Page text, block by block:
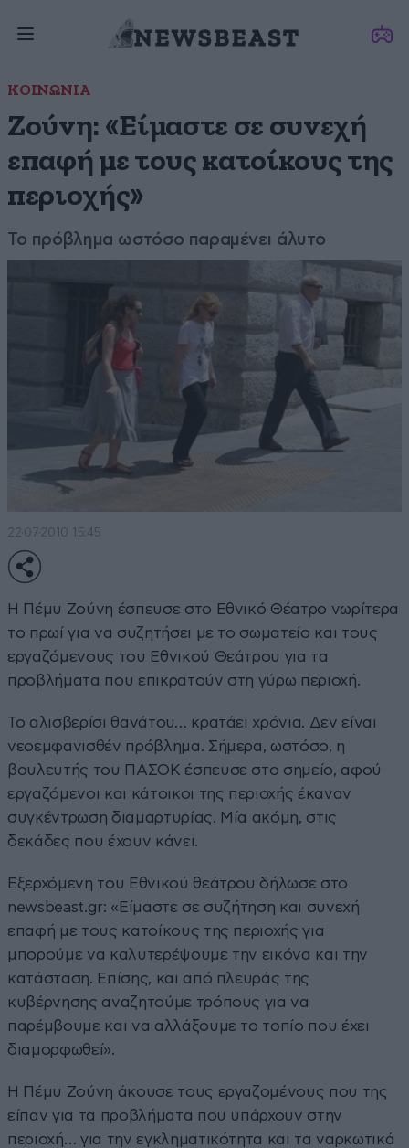
ΚΟΙΝΩΝΙΑ
Ζούνη: «Είμαστε σε συνεχή
επαφή με τους κατοίκους της
περιοχής»
Το πρόβλημα ωστόσο παραμένει άλυτο
22·07·2010 15:45
Η Πέμυ Ζούνη έσπευσε στο Εθνικό Θέατρο νωρίτερα
το πρωί για να συζητήσει με το σωματείο και τους
εργαζόμενους του Εθνικού Θεάτρου για τα
προβλήματα που επικρατούν στη γύρω περιοχή.
Το αλισβερίσι θανάτου… κρατάει χρόνια. Δεν είναι
νεοεμφανισθέν πρόβλημα. Σήμερα, ωστόσο, η
βουλευτής του ΠΑΣΟΚ έσπευσε στο σημείο, αφού
εργαζόμενοι και κάτοικοι της περιοχής έκαναν
συγκέντρωση διαμαρτυρίας. Μία ακόμη, στις
δεκάδες που έχουν κάνει.
Εξερχόμενη του Εθνικού θεάτρου δήλωσε στο
newsbeast.gr: «Είμαστε σε συζήτηση και συνεχή
επαφή με τους κατοίκους της περιοχής για
μπορούμε να καλυτερέψουμε την εικόνα και την
κατάσταση. Επίσης, και από πλευράς της
κυβέρνησης αναζητούμε τρόπους για να
παρέμβουμε και να αλλάξουμε το τοπίο που έχει
διαμορφωθεί».
Η Πέμυ Ζούνη άκουσε τους εργαζομένους που της
είπαν για τα προβλήματα που υπάρχουν στην
περιοχή… για την εγκληματικότητα και τα ναρκωτικά